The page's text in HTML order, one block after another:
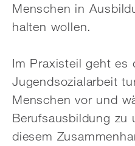
Menschen in
halten wollen.
Im Praxisteil geht es
Jugendsozialarbeit
Menschen vor und
Berufsausbildung zu
diesem